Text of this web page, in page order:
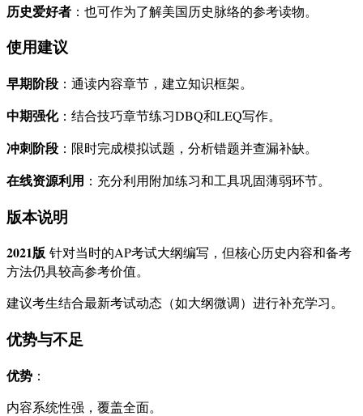
历史爱好者 ：也可作为了解美国历史脉络的参考读物。
使用建议
早期阶段 ：通读内容章节，建立知识框架。
中期强化：结合技巧章节练习DBQ和LEQ写作。
冲刺阶段 ：限时完成模拟试题，分析错题并查漏补缺。
在线资源利用 ：充分利用附加练习和工具巩固薄弱环节。
版本说明
2021版 针对当时的AP考试大纲编写，但核心历史内容和备考
方法仍具较高参考价值。
建议考生结合最新考试动态（如大纲微调）进行补充学习。
优势与不足
优势 ：
内容系统性强，覆盖全面。